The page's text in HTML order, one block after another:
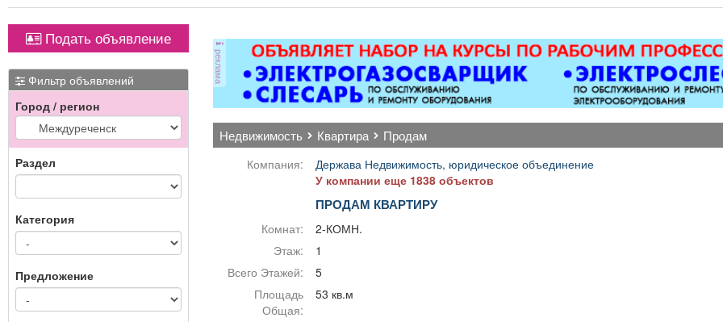
Юдина, 1, хороший
ремонт, полностью с
оборудованием,
имеется парковка, торг
уместен.
другие под заказ,
Вывоз мусора.
-Влажная и сухая
апартаментов.
-Комплектация номеров
всем необходимым
перед заселением
постояльцев. -Смена
постельного белья и
полотенец. -Стирка и
растений. -Проверка
состояния
электрических приборов
гигиены, а также мини-
представителя
откатные ворота; все
виды сварочных работ;
металлоконструкции;
бетонные работы
любой сложности.
Пенсионерам скидка
Подать объявление
Фильтр объявлений
Город / регион
Раздел
Категория
Предложение
реклама
недвижимость квартира продам
Компания:
Держава Недвижимость, юридическое объединение
У компании еще 1838 объектов
ПРОДАМ КВАРТИРУ
Комнат:
2-КОМН.
Этаж:
1
Всего Этажей:
5
Площадь
Общая:
53 кв.м